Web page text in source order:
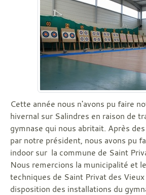
Cette année nous n'avons pu faire
hivernal sur Salindres en raison de
gymnase qui nous abritait. Après
par notre président, nous avons pu
indoor sur la commune de Saint
Nous remercions la municipalité et
techniques de Saint Privat des
disposition des installations du